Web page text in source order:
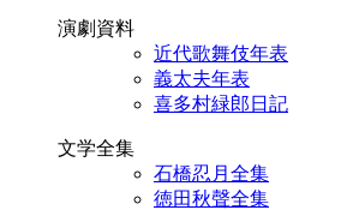
演劇資料
近代歌舞伎年表
義太夫年表
喜多村緑郎日記
文学全集
石橋忍月全集
徳田秋聲全集